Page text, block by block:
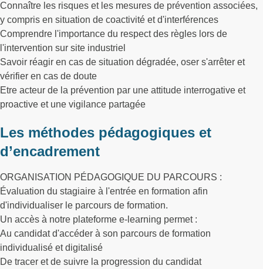
Connaître les risques et les mesures de prévention associées,
y compris en situation de coactivité et d'interférences
Comprendre l'importance du respect des règles lors de
l'intervention sur site industriel
Savoir réagir en cas de situation dégradée, oser s'arrêter et
vérifier en cas de doute
Etre acteur de la prévention par une attitude interrogative et
proactive et une vigilance partagée
Les méthodes pédagogiques et
d’encadrement
ORGANISATION PÉDAGOGIQUE DU PARCOURS :
Évaluation du stagiaire à l'entrée en formation afin
d'individualiser le parcours de formation.
Un accès à notre plateforme e-learning permet :
Au candidat d'accéder à son parcours de formation
individualisé et digitalisé
De tracer et de suivre la progression du candidat